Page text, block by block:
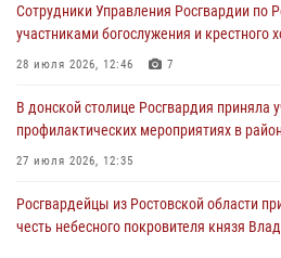
Сотрудники Управления Росгвардии по
участниками богослужения и крестного
28 июля 2026, 12:46 7
В донской столице Росгвардия приняла
профилактических мероприятиях в
27 июля 2026, 12:35
Росгвардейцы из Ростовской области
честь небесного покровителя князя